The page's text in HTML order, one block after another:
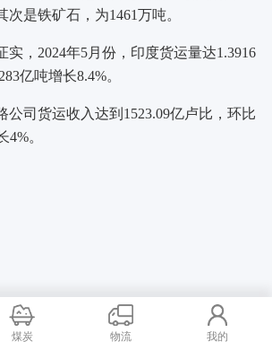
次是铁矿石，为1461万吨。
，2024年5月份，印度货运量达1.3916
亿吨增长8.4%。
司货运收入达到1523.09亿卢比，环比
4%。
煤炭 物流 我的